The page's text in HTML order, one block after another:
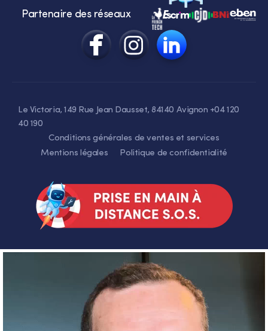
Partenaire des réseaux
Le Victoria, 149 Rue Jean Dausset, 84140 Avignon +04 120
40 190
Conditions générales de ventes et services
Mentions légales
Politique de confidentialité